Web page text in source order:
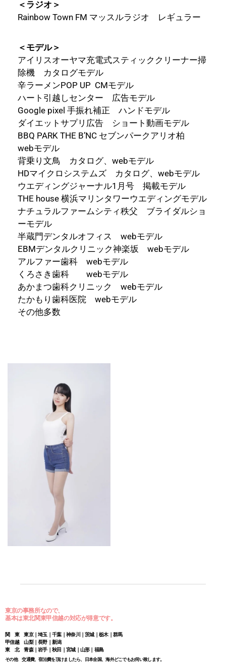
＜ラジオ＞
Rainbow Town FM マッスルラジオ レギュラー
＜モデル＞
アイリスオーヤマ充電式スティッククリーナー掃
除機 カタログモデル
辛ラーメンPOP UP CMモデル
ハート引越しセンター 広告モデル
Google pixel 手振れ補正 ハンドモデル
ダイエットサプリ広告 ショート動画モデル
BBQ PARK THE B’NC セブンパークアリオ柏
webモデル
背乗り文鳥 カタログ、webモデル
HDマイクロシステムズ カタログ、webモデル
ウエディングジャーナル1月号 掲載モデル
THE house 横浜マリンタワーウエディングモデル
ナチュラルファームシティ秩父 ブライダルショ
ーモデル
半蔵門デンタルオフィス webモデル
EBMデンタルクリニック神楽坂 webモデル
アルファー歯科 webモデル
くろさき歯科 webモデル
あかまつ歯科クリニック webモデル
たかもり歯科医院 webモデル
その他多数
東京の事務所なので、
基本は東北関東甲信越の対応が得意です。
関 東 東京｜埼玉｜千葉｜神奈川｜茨城｜栃木｜群馬
甲信越 山梨｜長野｜新潟
東 北 青森｜岩手｜秋田｜宮城｜山形｜福島
その他 交通費、宿泊費を頂けましたら、日本全国、海外どこでもお伺い致します。